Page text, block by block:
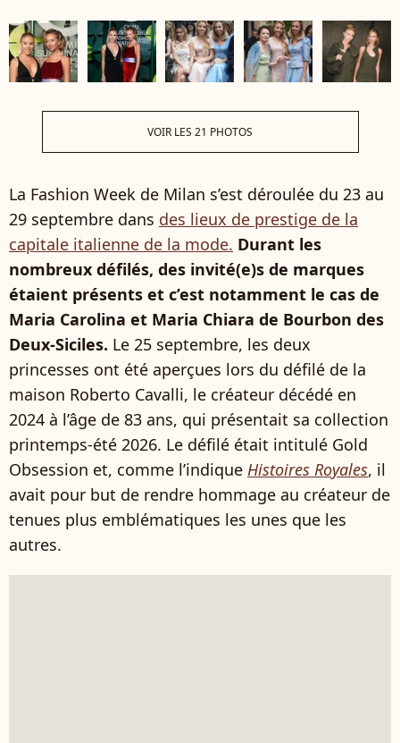
VOIR LES 21 PHOTOS
La Fashion Week de Milan s’est déroulée du 23 au
29 septembre dans des lieux de prestige de la
capitale italienne de la mode. Durant les
nombreux défilés, des invité(e)s de marques
étaient présents et c’est notamment le cas de
Maria Carolina et Maria Chiara de Bourbon des
Deux-Siciles. Le 25 septembre, les deux
princesses ont été aperçues lors du défilé de la
maison Roberto Cavalli, le créateur décédé en
2024 à l’âge de 83 ans, qui présentait sa collection
printemps-été 2026. Le défilé était intitulé Gold
Obsession et, comme l’indique Histoires Royales, il
avait pour but de rendre hommage au créateur de
tenues plus emblématiques les unes que les
autres.